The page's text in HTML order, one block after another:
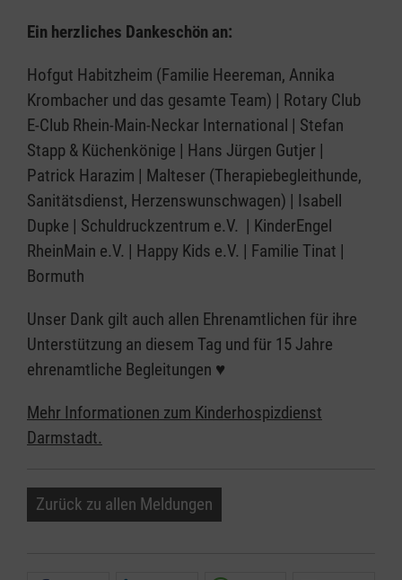
Ein herzliches Dankeschön an:
Hofgut Habitzheim (Familie Heereman, Annika
Krombacher und das gesamte Team) | Rotary Club
E-Club Rhein-Main-Neckar International | Stefan
Stapp & Küchenkönige | Hans Jürgen Gutjer |
Patrick Harazim | Malteser (Therapiebegleithunde,
Sanitätsdienst, Herzenswunschwagen) | Isabell
Dupke | Schuldruckzentrum e.V. | KinderEngel
RheinMain e.V. | Happy Kids e.V. | Familie Tinat |
Bormuth
Unser Dank gilt auch allen Ehrenamtlichen für ihre
Unterstützung an diesem Tag und für 15 Jahre
ehrenamtliche Begleitungen ♥
Mehr Informationen zum Kinderhospizdienst
Darmstadt.
Zurück zu allen Meldungen